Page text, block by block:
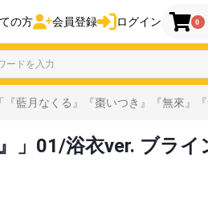
の方 会員登録 ログイン 0
『藍月なくる』『棗いつき』『無來』
」01/浴衣ver. ブライ